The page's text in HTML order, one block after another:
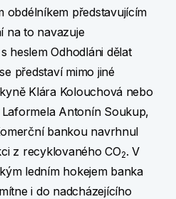
představujícím
na to navazuje
heslem Odhodláni dělat
představí mimo jiné
Klára Kolouchová nebo
Antonín Soukup,
bankou navrhnul
z recyklovaného CO2. V
ledním hokejem banka
i do nadcházejícího